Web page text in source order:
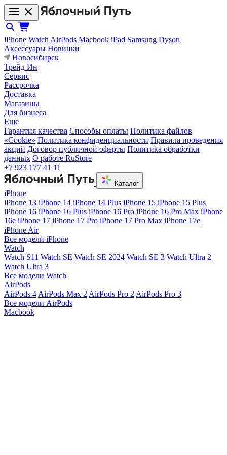
iPhone Watch AirPods Macbook iPad Samsung Dyson
Аксессуары Новинки
Новосибирск
Трейд Ин
Сервис
Рассрочка
Доставка
Магазины
Для бизнеса
Еще
Гарантия качества Способы оплаты Политика файлов
«Cookie» Политика конфиденциальности Правила проведения
акций Договор публичной оферты Политика обработки
данных О работе RuStore
+7 923 177 41 11
Каталог
iPhone
iPhone 13 iPhone 14 iPhone 14 Plus iPhone 15 iPhone 15 Plus
iPhone 16 iPhone 16 Plus iPhone 16 Pro iPhone 16 Pro Max iPhone
16e iPhone 17 iPhone 17 Pro iPhone 17 Pro Max iPhone 17e
iPhone Air
Все модели iPhone
Watch
Watch S11 Watch SE Watch SE 2024 Watch SE 3 Watch Ultra 2
Watch Ultra 3
Все модели Watch
AirPods
AirPods 4 AirPods Max 2 AirPods Pro 2 AirPods Pro 3
Все модели AirPods
Macbook